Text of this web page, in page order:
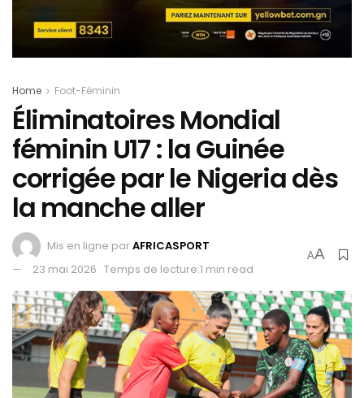
Home Foot-Féminin
Éliminatoires Mondial
féminin U17 : la Guinée
corrigée par le Nigeria dès
la manche aller
Mis en ligne parAFRICASPORT
23 mai 2026 Temps de lecture:1 min read
AA